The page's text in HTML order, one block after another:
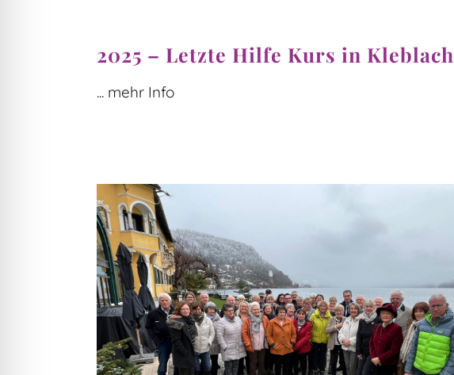
2025 – Letzte Hilfe Kurs in
... mehr Info